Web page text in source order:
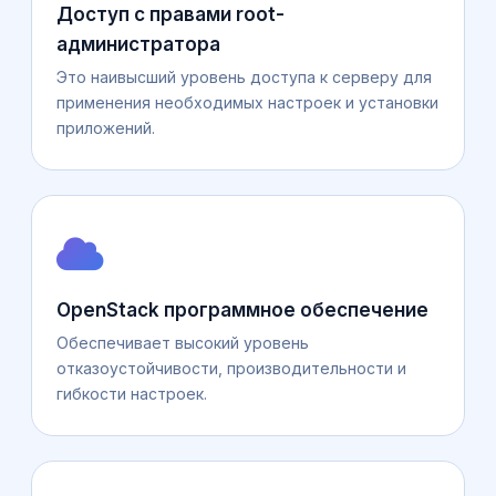
Доступ с правами root-
администратора
Это наивысший уровень доступа к серверу для
применения необходимых настроек и установки
приложений.
OpenStack программное обеспечение
Обеспечивает высокий уровень
отказоустойчивости, производительности и
гибкости настроек.